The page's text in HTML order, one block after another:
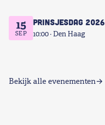
15
SEP
Prinsjesdag 2026
10:00 Den Haag
Bekijk alle evenementen